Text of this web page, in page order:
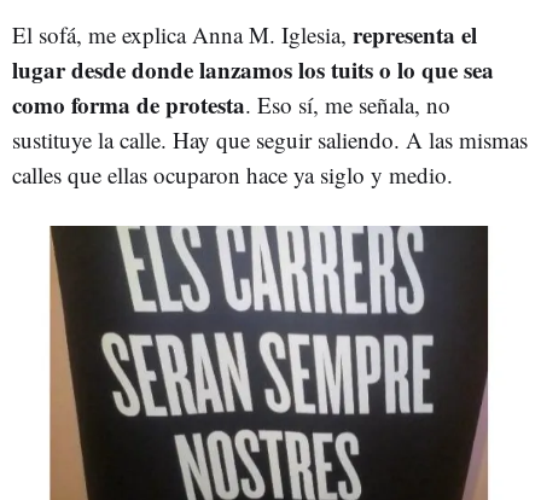
El sofá, me explica Anna M. Iglesia, representa el
lugar desde donde lanzamos los tuits o lo que sea
como forma de protesta. Eso sí, me señala, no
sustituye la calle. Hay que seguir saliendo. A las mismas
calles que ellas ocuparon hace ya siglo y medio.